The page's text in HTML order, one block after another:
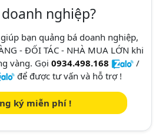
nghiệp?
bạn quảng bá doanh nghiệp,
- ĐỐI TÁC - NHÀ MUA LỚN khi
vàng. Gọi 0934.498.168
/
để được tư vấn và hỗ trợ !
ký miễn phí !